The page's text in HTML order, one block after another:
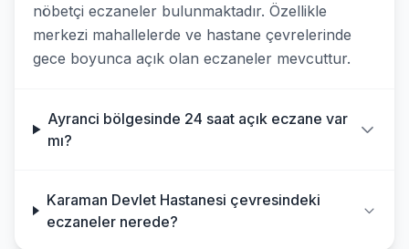
nöbetçi eczaneler bulunmaktadır. Özellikle
merkezi mahallelerde ve hastane çevrelerinde
gece boyunca açık olan eczaneler mevcuttur.
Ayranci bölgesinde 24 saat açık eczane var
mı?
Karaman Devlet Hastanesi çevresindeki
eczaneler nerede?